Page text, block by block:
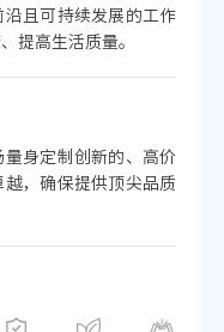
且可持续发展的工作
提高生活质量。
身定制创新的、高价
，确保提供顶尖品质